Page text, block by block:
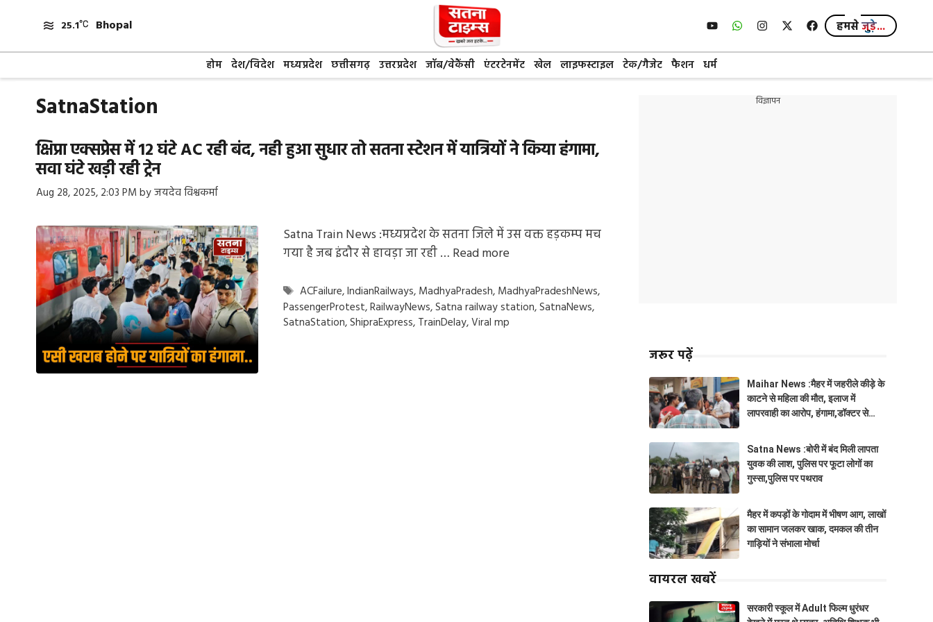
content
25.1 Bhopal हमसेजुड़े...
होम देश/विदेश मध्यप्रदेश छत्तीसगढ़ उत्तरप्रदेश जॉब/वेकैंसी एंटरटेनमेंट खेल लाइफस्टाइल टेक/गैजेट फैशन धर्म
SatnaStation
क्षिप्रा एक्सप्रेस में 12 घंटे AC रही बंद, नही हुआ सुधार तो सतना स्टेशन में यात्रियों ने किया हंगामा,
सवा घंटे खड़ी रही ट्रेन
Aug 28, 2025, 2:03 PM byजयदेव विश्वकर्मा
Satna Train News :मध्यप्रदेश के सतना जिले में उस वक्त हड़कम्प मच
गया है जब इंदौर से हावड़ा जा रही … Read more
Tags
ACFailure,IndianRailways, MadhyaPradesh, MadhyaPradeshNews,
PassengerProtest,RailwayNews,Satna railway station,SatnaNews,
SatnaStation,ShipraExpress, TrainDelay,Viral mp
विज्ञापन
जरूर पढ़ें
Maihar News :मैहर में जहरीले कीड़े के
काटने से महिला की मौत, इलाज में
लापरवाही का आरोप, हंगामा,डॉक्टर से
Satna News :बोरी में बंद मिली लापता
युवक की लाश, पुलिस पर फूटा लोगों का
गुस्सा,पुलिस पर पथराव
मैहर में कपड़ों के गोदाम में भीषण आग, लाखों
का सामान जलकर खाक, दमकल की तीन
गाड़ियों ने संभाला मोर्चा
वायरल खबरें
सरकारी स्कूल में Adult फिल्म धुरंधर